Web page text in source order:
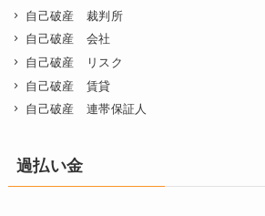
自己破産 裁判所
自己破産 会社
自己破産 リスク
自己破産 賃貸
自己破産 連帯保証人
過払い金